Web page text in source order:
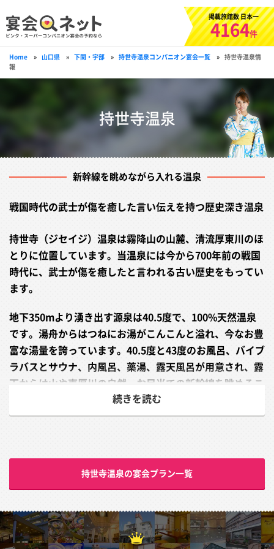
掲載旅館数 日本一
4164件
Home » 山口県 » 下関・宇部 » 持世寺温泉コンパニオン宴会一覧 » 持世寺温泉情
報
持世寺温泉
新幹線を眺めながら入れる温泉
戦国時代の武士が傷を癒した言い伝えを持つ歴史深き温泉
持世寺（ジセイジ）温泉は霧降山の山麓、清流厚東川のほ
とりに位置しています。当温泉には今から700年前の戦国
時代に、武士が傷を癒したと言われる古い歴史をもってい
ます。
地下350mより湧き出す源泉は40.5度で、100%天然温泉
です。湯舟からはつねにお湯がこんこんと溢れ、今なお豊
富な湯量を誇っています。40.5度と43度のお風呂、バイブ
ラバスとサウナ、内風呂、薬湯、露天風呂が用意され、露
天からは山や東厚川の自然、お目当ての新幹線を眺めるこ
クリームも絶品です。
さらに長旅で疲れた殿方には、地元山口が育んだ可憐なコ
ンパニオンとの宴会もオススメです！方言まじりの可愛い
接客に身も心も癒されること間違いなし♪
続きを読む
持世寺温泉の宴会プラン一覧